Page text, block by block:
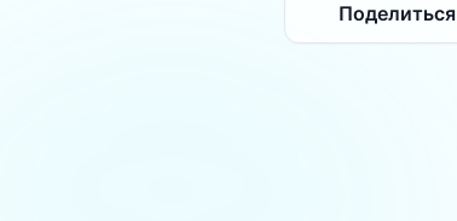
Поделиться